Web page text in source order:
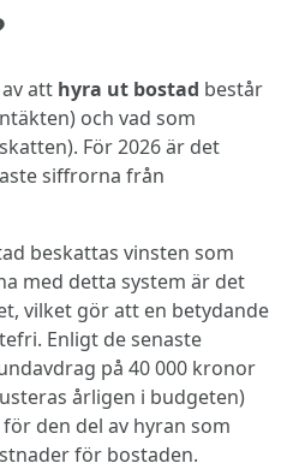
att hyra ut bostad består
och vad som
För 2026 är det
siffrorna från
beskattas vinsten som
med detta system är det
vilket gör att en betydande
Enligt de senaste
på 40 000 kronor
årligen i budgeten)
den del av hyran som
för bostaden.